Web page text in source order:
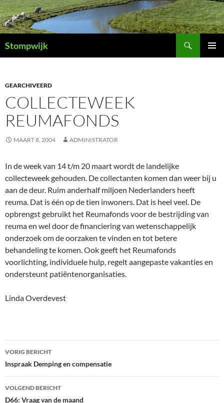
Ga
naar
de
inhoud
Stompwijk
GEARCHIVEERD
COLLECTEWEEK
REUMAFONDS
MAART 8, 2004 ADMINISTRATOR
In de week van 14 t/m 20 maart wordt de landelijke
collecteweek gehouden. De collectanten komen dan weer bij u
aan de deur. Ruim anderhalf miljoen Nederlanders heeft
reuma. Dat is één op de tien inwoners. Dat is heel veel. De
opbrengst gebruikt het Reumafonds voor de bestrijding van
reuma en wel door de financiering van wetenschappelijk
onderzoek om de oorzaken te vinden en tot betere
behandeling te komen. Ook geeft het Reumafonds
voorlichting, individuele hulp, regelt aangepaste vakanties en
ondersteunt patiëntenorganisaties.
Linda Overdevest
Bericht
navigatie
VORIG BERICHT
Inspraak Demping en compensatie
VOLGEND BERICHT
D66: Vraag van de maand